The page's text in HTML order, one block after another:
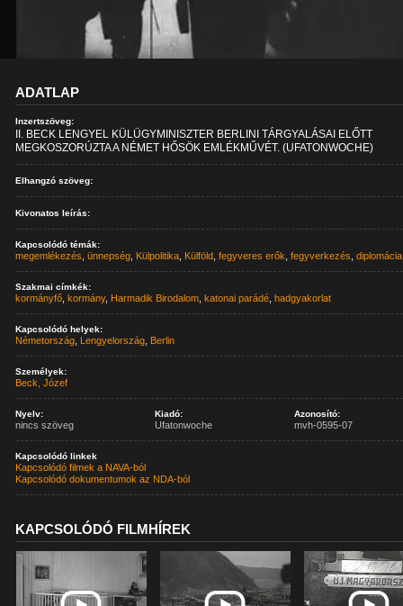
ADATLAP
Inzertszöveg:
II. BECK LENGYEL KÜLÜGYMINISZTER BERLINI TÁRGYALÁSAI ELŐTT
MEGKOSZORÚZTA A NÉMET HŐSÖK EMLÉKMŰVÉT. (UFATONWOCHE)
Elhangzó szöveg:
Kivonatos leírás:
Kapcsolódó témák:
megemlékezés ,ünnepség Külpolitika Külföld ,fegyveres erők ,fegyverkezés ,diplomácia
Szakmai címkék:
kormányfő ,kormány, Harmadik Birodalom ,katonai parádé ,hadgyakorlat
Kapcsolódó helyek:
Németország Lengyelország Berlin
Személyek:
Beck, Józef
Nyelv:
nincs szöveg
Kiadó:
Ufatonwoche
Azonosító:
mvh-0595-07
Kapcsolódó linkek
Kapcsolódó filmek a NAVA-ból
Kapcsolódó dokumentumok az NDA-ból
KAPCSOLÓDÓ FILMHÍREK